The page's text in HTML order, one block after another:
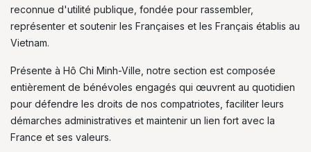
reconnue d'utilité publique, fondée pour rassembler,
représenter et soutenir les Françaises et les Français établis au
Vietnam.
Présente à Hô Chi Minh-Ville, notre section est composée
entièrement de bénévoles engagés qui œuvrent au quotidien
pour défendre les droits de nos compatriotes, faciliter leurs
démarches administratives et maintenir un lien fort avec la
France et ses valeurs.